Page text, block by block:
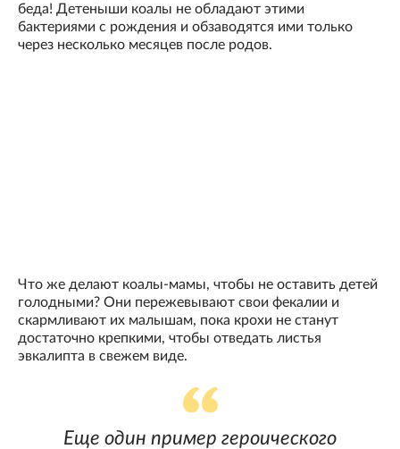
беда! Детеныши коалы не обладают этими
бактериями с рождения и обзаводятся ими только
через несколько месяцев после родов.
Что же делают коалы-мамы, чтобы не оставить детей
голодными? Они пережевывают свои фекалии и
скармливают их малышам, пока крохи не станут
достаточно крепкими, чтобы отведать листья
эвкалипта в свежем виде.
Еще один пример героического